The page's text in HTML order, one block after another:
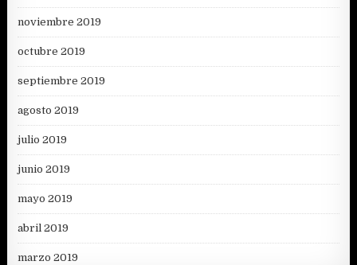
noviembre 2019
octubre 2019
septiembre 2019
agosto 2019
julio 2019
junio 2019
mayo 2019
abril 2019
marzo 2019